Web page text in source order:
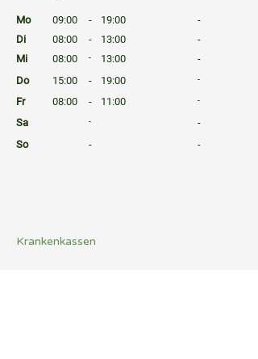
Mo
09:00 - 19:00
-
Di
08:00 - 13:00
-
Mi
08:00 - 13:00
-
Do
15:00 - 19:00 -
Fr 08:00 - 11:00 -
Sa -
-
So
-
-
Krankenkassen